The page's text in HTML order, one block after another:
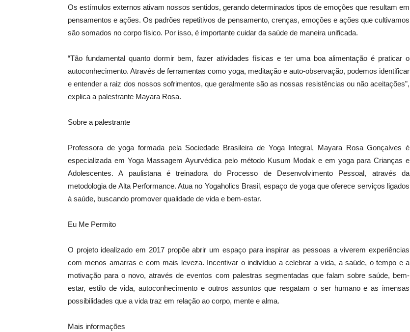
Os estímulos externos ativam nossos sentidos, gerando determinados tipos de emoções que resultam em
pensamentos e ações. Os padrões repetitivos de pensamento, crenças, emoções e ações que cultivamos
são somados no corpo físico. Por isso, é importante cuidar da saúde de maneira unificada.
“Tão fundamental quanto dormir bem, fazer atividades físicas e ter uma boa alimentação é praticar o
autoconhecimento. Através de ferramentas como yoga, meditação e auto-observação, podemos identificar
e entender a raiz dos nossos sofrimentos, que geralmente são as nossas resistências ou não aceitações”,
explica a palestrante Mayara Rosa.
Sobre a palestrante
Professora de yoga formada pela Sociedade Brasileira de Yoga Integral, Mayara Rosa Gonçalves é
especializada em Yoga Massagem Ayurvédica pelo método Kusum Modak e em yoga para Crianças e
Adolescentes. A paulistana é treinadora do Processo de Desenvolvimento Pessoal, através da
metodologia de Alta Performance. Atua no Yogaholics Brasil, espaço de yoga que oferece serviços ligados
à saúde, buscando promover qualidade de vida e bem-estar.
Eu Me Permito
O projeto idealizado em 2017 propõe abrir um espaço para inspirar as pessoas a viverem experiências
com menos amarras e com mais leveza. Incentivar o indivíduo a celebrar a vida, a saúde, o tempo e a
motivação para o novo, através de eventos com palestras segmentadas que falam sobre saúde, bem-
estar, estilo de vida, autoconhecimento e outros assuntos que resgatam o ser humano e as imensas
possibilidades que a vida traz em relação ao corpo, mente e alma.
Mais informações